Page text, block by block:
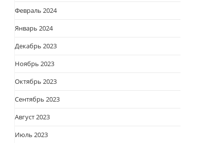
Февраль 2024
Январь 2024
Декабрь 2023
Ноябрь 2023
Октябрь 2023
Сентябрь 2023
Август 2023
Июль 2023